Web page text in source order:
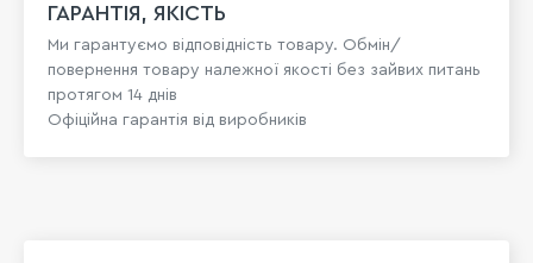
ГАРАНТІЯ, ЯКІСТЬ
Ми гарантуємо відповідність товару. Обмін/
повернення товару належної якості без зайвих питань
протягом 14 днів
Офіційна гарантія від виробників